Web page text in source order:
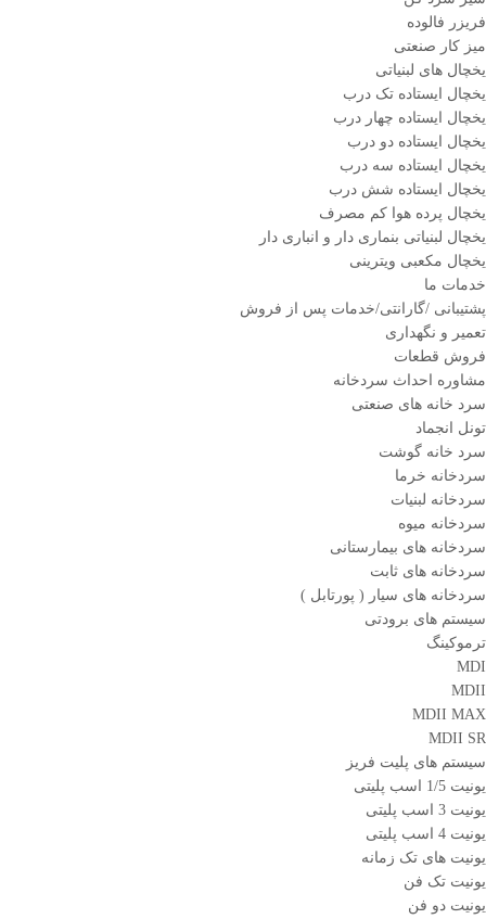
فریزر فالوده
میز کار صنعتی
یخچال های لبنیاتی
یخچال ایستاده تک درب
یخچال ایستاده چهار درب
یخچال ایستاده دو درب
یخچال ایستاده سه درب
یخچال ایستاده شش درب
یخچال پرده هوا کم مصرف
یخچال لبنیاتی بنماری دار و انباری دار
یخچال مکعبی ویترینی
خدمات ما
پشتیبانی /گارانتی/خدمات پس از فروش
تعمیر و نگهداری
فروش قطعات
مشاوره احداث سردخانه
سرد خانه های صنعتی
تونل انجماد
سرد خانه گوشت
سردخانه خرما
سردخانه لبنیات
سردخانه میوه
سردخانه های بیمارستانی
سردخانه های ثابت
سردخانه های سیار ( پورتابل )
سیستم های برودتی
ترموکینگ
MDI
MDII
MDII MAX
MDII SR
سیستم های پلیت فریز
یونیت 1/5 اسب پلیتی
یونیت 3 اسب پلیتی
یونیت 4 اسب پلیتی
یونیت های تک زمانه
یونیت تک فن
یونیت دو فن